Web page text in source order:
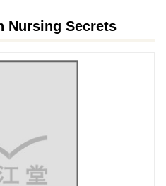
Nursing Secrets